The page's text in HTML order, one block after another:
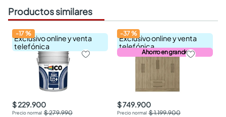
Productos similares
Exclusivo online y venta
telefónica
-17%
$ 229.900
$ 279.990
Exclusivo online y venta
telefónica
Ahorro en grande
-37%
$ 749.900
$ 1.199.900